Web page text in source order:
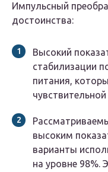
Импульсный
достоинства:
Высокий
стабилизации
питания,
высоким
варианты
на уровне 98%.